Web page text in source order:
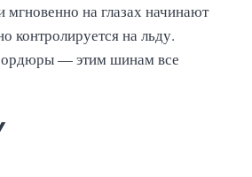
мгновенно на глазах начинают
контролируется на льду.
— этим шинам все